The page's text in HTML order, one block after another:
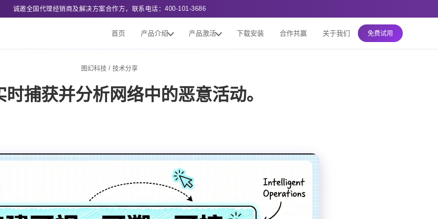
诚邀全国代理经销商及解决方案合作方，联系电话：400-101-3686
首页 产品介绍 产品激活 下载安装 合作共赢 关于我们 免费试用
图幻科技 / 技术分享
时捕获并分析网络中的恶意活动。